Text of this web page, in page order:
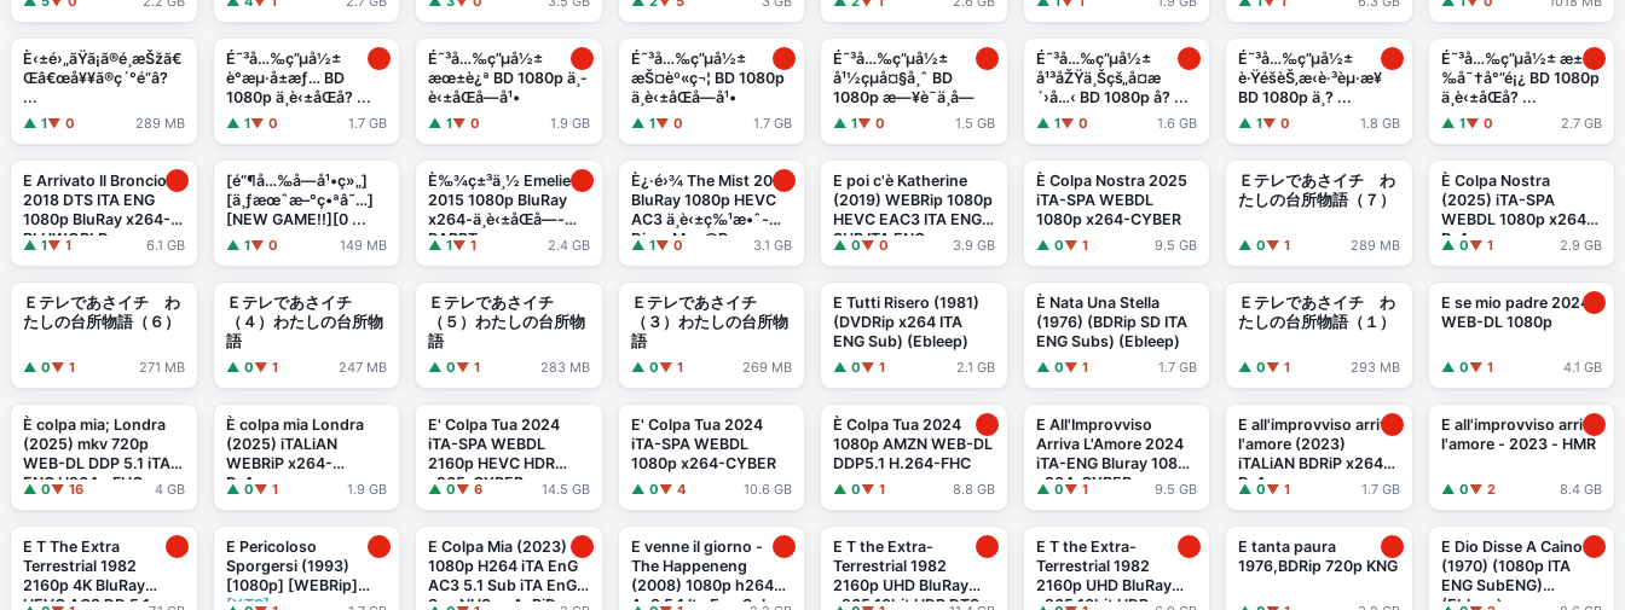
È‹±é›„ãŸã¡ã®é¸æŠžã€
Œâ€œå¥¥ã®ç´°é“â?
...
▲ 1▼ 0 289 MB
É˜³å…‰ç”µå½±
è°æµ·å±æƒ… BD
1080p ä¸­è‹±åŒå­? ...
▲ 1▼ 0 1.7 GB
É˜³å…‰ç”µå½±
æœ±è¿ª BD 1080p ä¸­
è‹±åŒå­—å¹•
▲ 1▼ 0 1.9 GB
É˜³å…‰ç”µå½±
æŠ¤èº«ç¬¦ BD 1080p
ä¸­è‹±åŒå­—å¹•
▲ 1▼ 0 1.7 GB
É˜³å…‰ç”µå½±
å¹½çµå¤§å¸ˆ BD
1080p æ—¥è¯­ä¸­å­—
▲ 1▼ 0 1.5 GB
É˜³å…‰ç”µå½±
å¹³åŽŸä¸Šçš„å¤æ
´›å…‹ BD 1080p å? ...
▲ 1▼ 0 1.6 GB
É˜³å…‰ç”µå½±
è·ŸéšèŠ‚æ‹è·³èµ·æ¥
BD 1080p ä¸? ...
▲ 1▼ 0 1.8 GB
É˜³å…‰ç”µå½± æ±
‰å¯†å°”é¡¿ BD 1080p
ä¸­è‹±åŒå? ...
▲ 1▼ 0 2.7 GB
E Arrivato Il Broncio
2018 DTS ITA ENG
1080p BluRay x264-
BLUWORLD
▲ 1▼ 1 6.1 GB
[é“¶å…‰å­—å¹•ç»„]
[ä¸ƒæœˆæ–°ç•ªâ˜…]
[NEW GAME!!][0 ...
▲ 1▼ 0 149 MB
È‰¾ç±³ä¸½ Emelie
2015 1080p BluRay
x264-ä¸­è‹±åŒå­—-
RARBT
▲ 1▼ 1 2.4 GB
È¿·é›¾ The Mist 2007
BluRay 1080p HEVC
AC3 ä¸­è‹±ç‰¹æ•ˆ-
DiaosMan@Bger
▲ 1▼ 0 3.1 GB
E poi c'è Katherine
(2019) WEBRip 1080p
HEVC EAC3 ITA ENG
SUB ITA ENG -
▲ 0▼ 0 3.9 GB
È Colpa Nostra 2025
iTA-SPA WEBDL
1080p x264-CYBER
▲ 0▼ 1 9.5 GB
Ｅテレであさイチ わ
たしの台所物語（７）
▲ 0▼ 1 289 MB
È Colpa Nostra
(2025) iTA-SPA
WEBDL 1080p x264-
Dr4gon
▲ 0▼ 1 2.9 GB
Ｅテレであさイチ わ
たしの台所物語（６）
▲ 0▼ 1 271 MB
Ｅテレであさイチ
（４）わたしの台所物
語
▲ 0▼ 1 247 MB
Ｅテレであさイチ
（５）わたしの台所物
語
▲ 0▼ 1 283 MB
Ｅテレであさイチ
（３）わたしの台所物
語
▲ 0▼ 1 269 MB
E Tutti Risero (1981)
(DVDRip x264 ITA
ENG Sub) (Ebleep)
▲ 0▼ 1 2.1 GB
È Nata Una Stella
(1976) (BDRip SD ITA
ENG Subs) (Ebleep)
▲ 0▼ 1 1.7 GB
Ｅテレであさイチ わ
たしの台所物語（１）
▲ 0▼ 1 293 MB
E se mio padre 2024
WEB-DL 1080p
▲ 0▼ 1 4.1 GB
È colpa mia; Londra
(2025) mkv 720p
WEB-DL DDP 5.1 iTA
ENG H264 - FHC
▲ 0▼ 16 4 GB
È colpa mia Londra
(2025) iTALiAN
WEBRiP x264-
Dr4gon
▲ 0▼ 1 1.9 GB
E' Colpa Tua 2024
iTA-SPA WEBDL
2160p HEVC HDR
x265-CYBER
▲ 0▼ 6 14.5 GB
E' Colpa Tua 2024
iTA-SPA WEBDL
1080p x264-CYBER
▲ 0▼ 4 10.6 GB
È Colpa Tua 2024
1080p AMZN WEB-DL
DDP5.1 H.264-FHC
▲ 0▼ 1 8.8 GB
E All'Improvviso
Arriva L'Amore 2024
iTA-ENG Bluray 1080p
x264-CYBER
▲ 0▼ 1 9.5 GB
E all'improvviso arriva
l'amore (2023)
iTALiAN BDRiP x264-
Dr4gon
▲ 0▼ 1 1.7 GB
E all'improvviso arriva
l'amore - 2023 - HMR
▲ 0▼ 2 8.4 GB
E T The Extra
Terrestrial 1982
2160p 4K BluRay
HEVC AC3 DD 5.1
E Pericoloso
Sporgersi (1993)
[1080p] [WEBRip]
[YTS]
E Colpa Mia (2023)
1080p H264 iTA EnG
AC3 5.1 Sub iTA EnG
Spa NUSpa AsPiDe-
E venne il giorno -
The Happeneng
(2008) 1080p h264
Ac3 5.1 Ita Eng Sub
E T the Extra-
Terrestrial 1982
2160p UHD BluRay
x265 10bit HDR DTS-
E T the Extra-
Terrestrial 1982
2160p UHD BluRay
x265 10bit HDR
E tanta paura
1976,BDRip 720p KNG
E Dio Disse A Caino
(1970) (1080p ITA
ENG SubENG)
(Ebleep)